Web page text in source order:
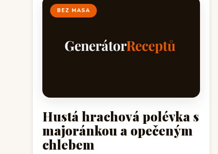
BEZ MASA
Hustá hrachová polévka s
majoránkou a opečeným
chlebem